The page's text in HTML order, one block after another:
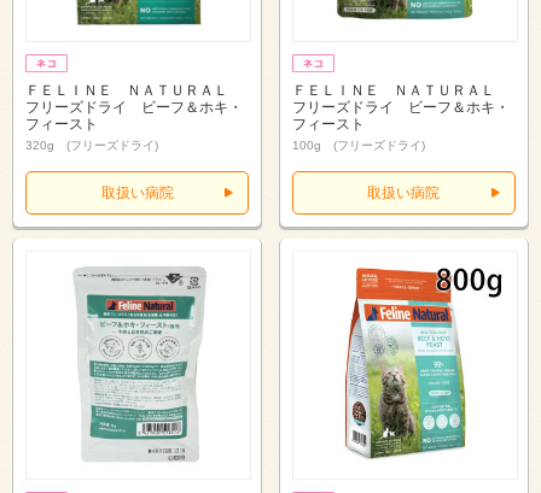
ＦＥＬＩＮＥ ＮＡＴＵＲＡＬ
フリーズドライ ビーフ＆ホキ・
フィースト
320g (フリーズドライ)
取扱い病院
ＦＥＬＩＮＥ ＮＡＴＵＲＡＬ
フリーズドライ ビーフ＆ホキ・
フィースト
100g (フリーズドライ)
取扱い病院